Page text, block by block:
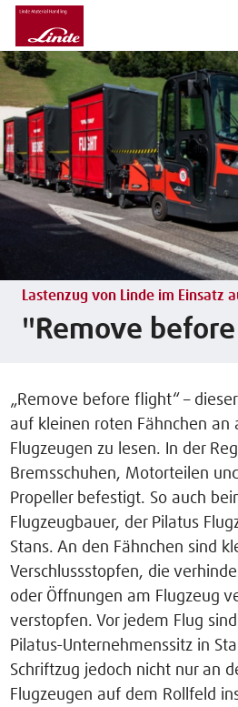
Lastenzug von Linde im Einsatz
"Remove
„Remove before flight“ –
auf kleinen roten Fähnchen an
Flugzeugen zu lesen. In der
Bremsschuhen, Motorteilen
Propeller befestigt. So auch
Flugzeugbauer, der Pilatus
Stans. An den Fähnchen sind
Verschlussstopfen, die
oder Öffnungen am Flugzeug
verstopfen. Vor jedem Flug
Pilatus-Unternehmenssitz in
Schriftzug jedoch nicht nur an
Flugzeugen auf dem Rollfeld